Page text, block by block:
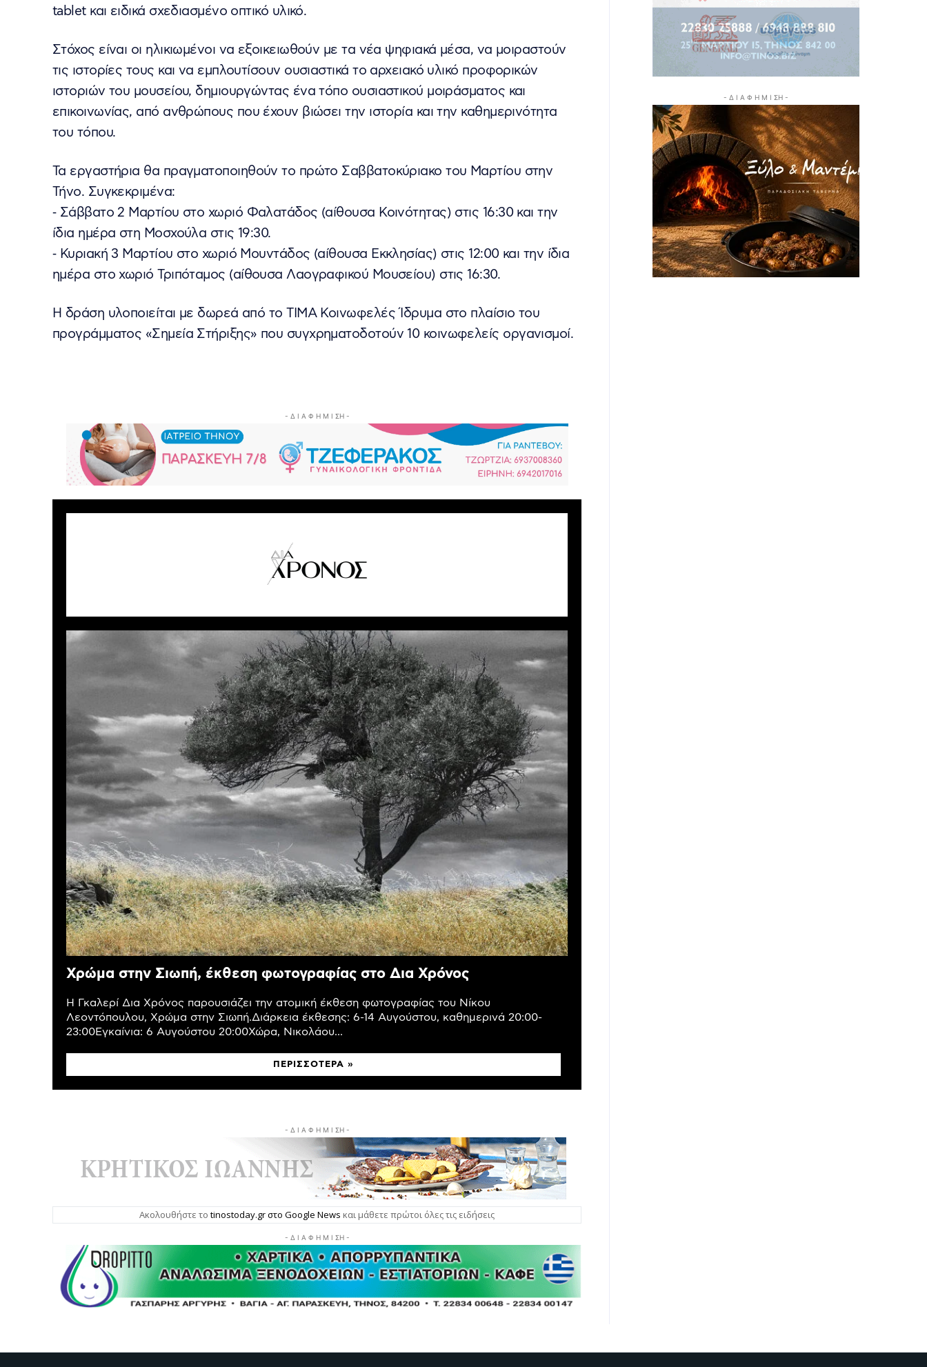
tablet και ειδικά σχεδιασμένο οπτικό υλικό.
Στόχος είναι οι ηλικιωμένοι να εξοικειωθούν με τα νέα ψηφιακά μέσα, να μοιραστούν
τις ιστορίες τους και να εμπλουτίσουν ουσιαστικά το αρχειακό υλικό προφορικών
ιστοριών του μουσείου, δημιουργώντας ένα τόπο ουσιαστικού μοιράσματος και
επικοινωνίας, από ανθρώπους που έχουν βιώσει την ιστορία και την καθημερινότητα
του τόπου.
Τα εργαστήρια θα πραγματοποιηθούν το πρώτο Σαββατοκύριακο του Μαρτίου στην
Τήνο. Συγκεκριμένα:
⁃ Σάββατο 2 Μαρτίου στο χωριό Φαλατάδος (αίθουσα Κοινότητας) στις 16:30 και την
ίδια ημέρα στη Μοσχούλα στις 19:30.
⁃ Κυριακή 3 Μαρτίου στο χωριό Μουντάδος (αίθουσα Εκκλησίας) στις 12:00 και την ίδια
ημέρα στο χωριό Τριπόταμος (αίθουσα Λαογραφικού Μουσείου) στις 16:30.
Η δράση υλοποιείται με δωρεά από το TIMA Κοινωφελές Ίδρυμα στο πλαίσιο του
προγράμματος «Σημεία Στήριξης» που συγχρηματοδοτούν 10 κοινωφελείς οργανισμοί.
- Δ Ι Α Φ Η Μ Ι ΣΗ -
Χρώμα στην Σιωπή, έκθεση φωτογραφίας στο Δια Χρόνος
Η Γκαλερί Δια Χρόνος παρουσιάζει την ατομική έκθεση φωτογραφίας του Νίκου
Λεοντόπουλου, Χρώμα στην Σιωπή.Διάρκεια έκθεσης: 6-14 Αυγούστου, καθημερινά 20:00-
23:00Εγκαίνια: 6 Αυγούστου 20:00Χώρα, Νικολάου...
ΠΕΡΙΣΣΌΤΕΡΑ »
- Δ Ι Α Φ Η Μ Ι ΣΗ -
Ακολουθήστε το tinostoday.gr στο Google News και μάθετε πρώτοι όλες τις ειδήσεις
- Δ Ι Α Φ Η Μ Ι ΣΗ -
- Δ Ι Α Φ Η Μ Ι ΣΗ -